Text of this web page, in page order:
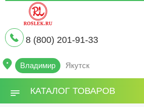
8 (800) 201-91-33
Владимир Якутск
КАТАЛОГ ТОВАРОВ